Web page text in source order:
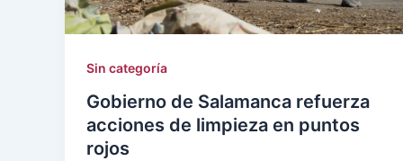
Sin categoría
Gobierno de Salamanca refuerza
acciones de limpieza en puntos
rojos